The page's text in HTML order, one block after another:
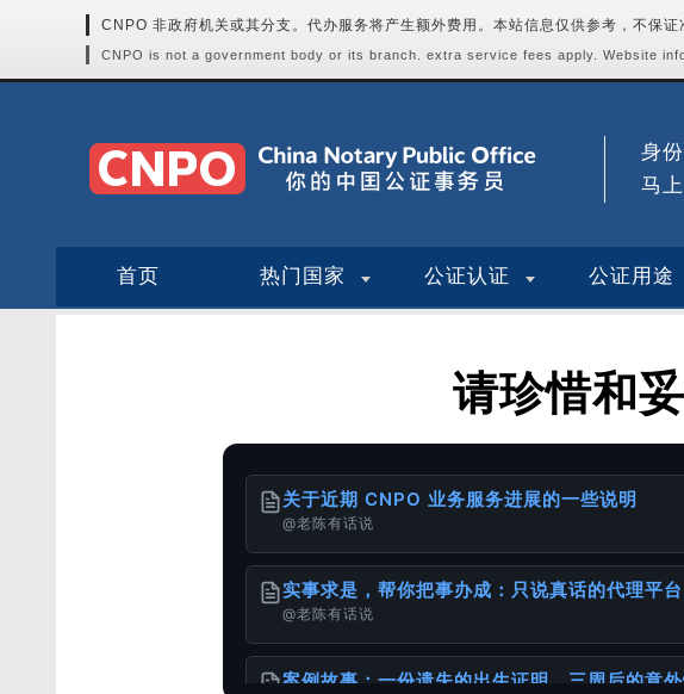
CNPO 非政府机关或其分支。代办服务将产生额外费用。本站信息仅供参考，不保证
CNPO is not a government body or its branch. extra service fees apply. Website
身
马
首页 热门国家 公证认证 公证用途
请珍惜和
关于近期 CNPO 业务服务进展的一些说明
@老陈有话说
实事求是，帮你把事办成：只说真话的代理平台
@老陈有话说
案例故事：一份遗失的出生证明，三周后的意